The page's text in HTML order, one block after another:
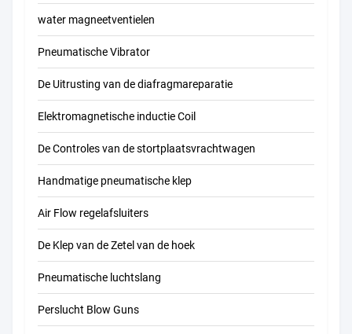
water magneetventielen
Pneumatische Vibrator
De Uitrusting van de diafragmareparatie
Elektromagnetische inductie Coil
De Controles van de stortplaatsvrachtwagen
Handmatige pneumatische klep
Air Flow regelafsluiters
De Klep van de Zetel van de hoek
Pneumatische luchtslang
Perslucht Blow Guns